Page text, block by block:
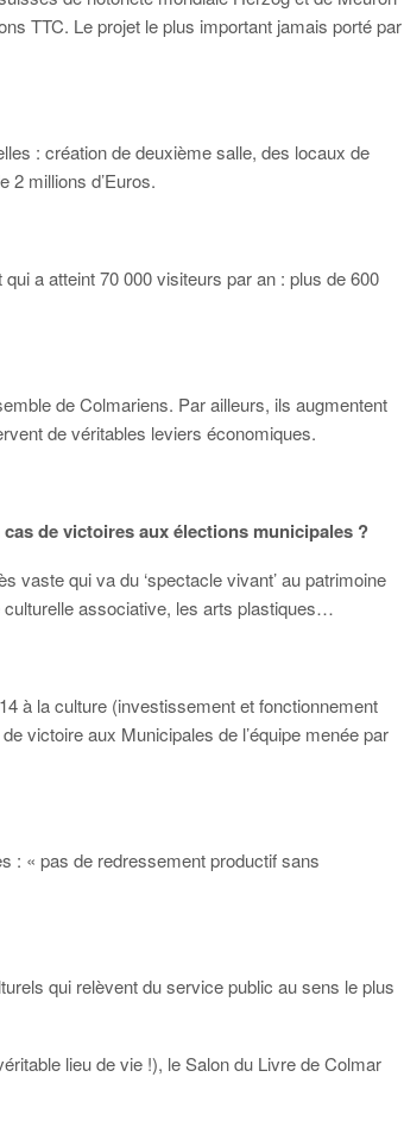
TTC. Le projet le plus important jamais porté par
: création de deuxième salle, des locaux de
2 millions d’Euros.
a atteint 70 000 visiteurs par an : plus de 600
de Colmariens. Par ailleurs, ils augmentent
de véritables leviers économiques.
de victoires aux élections municipales ?
vaste qui va du ‘spectacle vivant’ au patrimoine
culturelle associative, les arts plastiques…
à la culture (investissement et fonctionnement
victoire aux Municipales de l’équipe menée par
: « pas de redressement productif sans
qui relèvent du service public au sens le plus
lieu de vie !), le Salon du Livre de Colmar